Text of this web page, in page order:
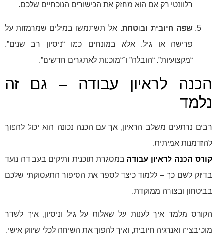
רלוונטי רק אם הוא מחזק את הכישורים הנוכחיים שלכם.
שפה חיובית ובוטחת. אל תשתמשו במילים שמרמזות על
פרישה או גיל, אלא במונחים כמו “ניסיון רב שנים”,
“מקצועיות”, “הובלה” ו־“מוכנות לאתגרים חדשים”.
הכנה לראיון עבודה – גם זה
נלמד
רבים נרתעים משלב הראיון, אך עם הכנה נכונה הוא יכול להפוך
להזדמנות אמיתית.
קורס הכנה לראיון עבודה במסגרת תוכנית ותיקים בעבודה נועד
בדיוק לשם כך – ללמוד כיצד לספר את הסיפור התעסוקתי שלכם
בביטחון ובצורה ממוקדת.
הקורס מלמד איך לענות על שאלות על גיל וניסיון, איך לשדר
מוטיבציה ואנרגיה חיובית, ואיך להפוך את השיחה לכלי שיווק אישי.